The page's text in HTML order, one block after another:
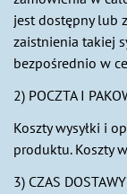
jest dostępny lub
zaistnienia takiej
bezpośrednio w
2) POCZTA I
Koszty wysyłki i
produktu. Koszty
3) CZAS DOSTAWY